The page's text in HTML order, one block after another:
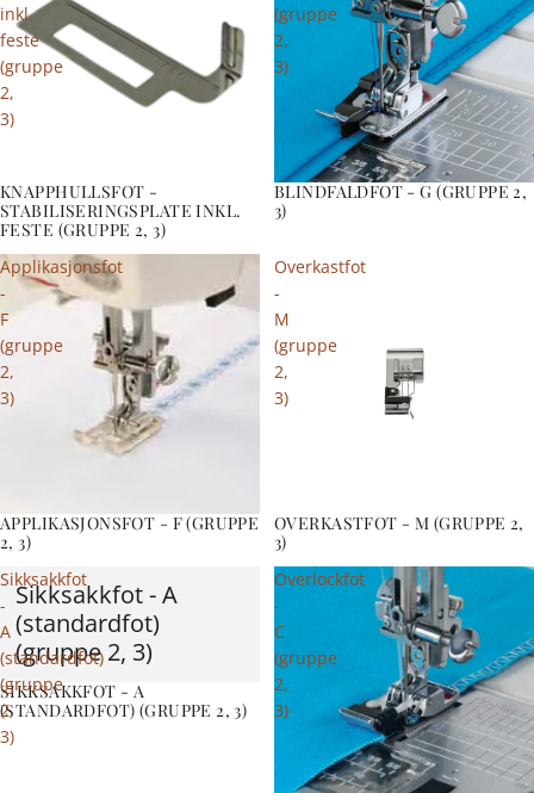
inkl.
feste
(gruppe
2,
3)
KNAPPHULLSFOT -
STABILISERINGSPLATE INKL.
FESTE (GRUPPE 2, 3)
(gruppe
2,
3)
BLINDFALDFOT - G (GRUPPE 2,
3)
Applikasjonsfot
-
F
(gruppe
2,
3)
APPLIKASJONSFOT - F (GRUPPE
2, 3)
Overkastfot
-
M
(gruppe
2,
3)
OVERKASTFOT - M (GRUPPE 2,
3)
Sikksakkfot
-
A
(standardfot)
(gruppe
2,
3)
Sikksakkfot - A
(standardfot)
(gruppe 2, 3)
SIKKSAKKFOT - A
(STANDARDFOT) (GRUPPE 2, 3)
Overlockfot
-
C
(gruppe
2,
3)